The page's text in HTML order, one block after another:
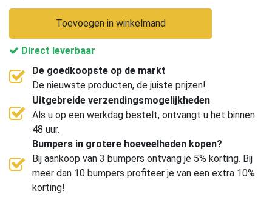
Toevoegen in winkelmand
Direct leverbaar
De goedkoopste op de markt
De nieuwste producten, de juiste prijzen!
Uitgebreide verzendingsmogelijkheden
Als u op een werkdag bestelt, ontvangt u het binnen
48 uur.
Bumpers in grotere hoeveelheden kopen?
Bij aankoop van 3 bumpers ontvang je 5% korting. Bij
meer dan 10 bumpers profiteer je van een extra 10%
korting!